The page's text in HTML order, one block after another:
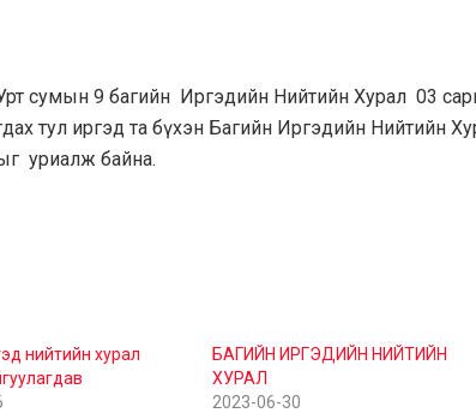
сумын 9 багийн Иргэдийн Нийтийн Хурал 03
тул иргэд та бүхэн Багийн Иргэдийн Нийтийн
уриалж байна.
нийтийн хурал
БАГИЙН ИРГЭДИЙН НИЙТИЙН
ХУРАЛ
2023-06-30